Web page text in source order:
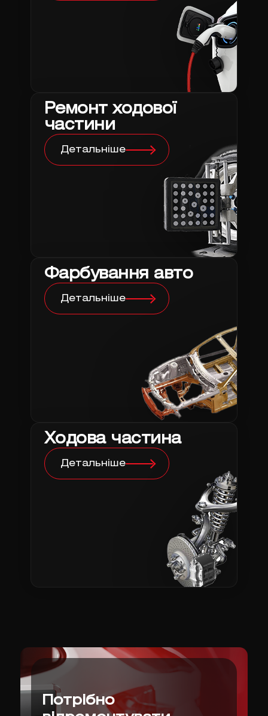
Ремонт ходової
частини
Детальніше
Фарбування авто
Детальніше
Ходова частина
Детальніше
Потрібно